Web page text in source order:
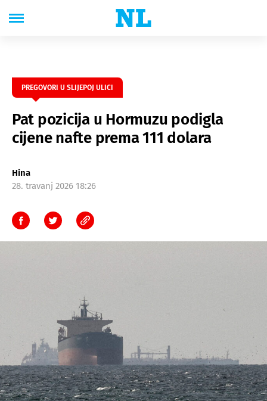
PREGOVORI U SLIJEPOJ ULICI
Pat pozicija u Hormuzu podigla
cijene nafte prema 111 dolara
Hina
28. travanj 2026 18:26